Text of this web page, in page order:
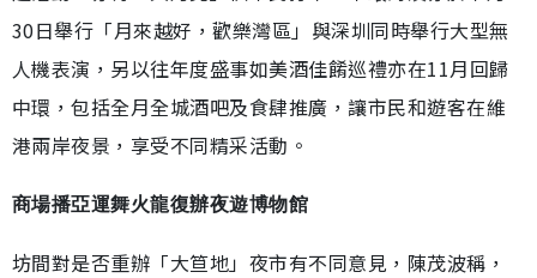
30日舉行「月來越好，歡樂灣區」與深圳同時舉行大型無
人機表演，另以往年度盛事如美酒佳餚巡禮亦在11月回歸
中環，包括全月全城酒吧及食肆推廣，讓市民和遊客在維
港兩岸夜景，享受不同精采活動。
商場播亞運舞火龍復辦夜遊博物館
坊間對是否重辦「大笪地」夜市有不同意見，陳茂波稱，